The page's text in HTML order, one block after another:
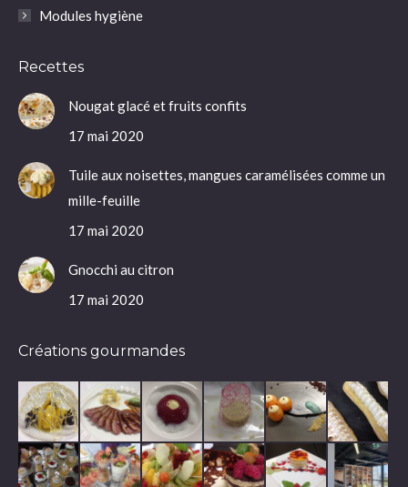
Modules hygiène
Recettes
Nougat glacé et fruits confits
17 mai 2020
Tuile aux noisettes, mangues caramélisées comme un
mille-feuille
17 mai 2020
Gnocchi au citron
17 mai 2020
Créations gourmandes